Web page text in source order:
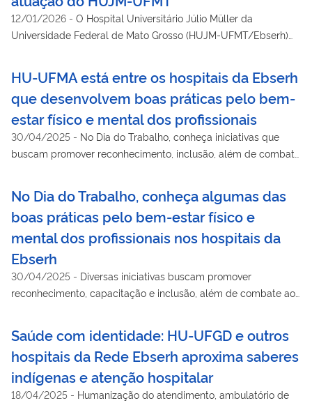
12/01/2026 - O Hospital Universitário Júlio Müller da
Universidade Federal de Mato Grosso (HUJM-UFMT/Ebserh)
grave e negligenciada, tema da reportagem especial e do
documentário “Sob(re) a Terra”, do portal Metropóles.
HU-UFMA está entre os hospitais da Ebserh
que desenvolvem boas práticas pelo bem-
estar físico e mental dos profissionais
30/04/2025 - No Dia do Trabalho, conheça iniciativas que
buscam promover reconhecimento, inclusão, além de combate
No Dia do Trabalho, conheça algumas das
boas práticas pelo bem-estar físico e
mental dos profissionais nos hospitais da
Ebserh
30/04/2025 - Diversas iniciativas buscam promover
reconhecimento, capacitação e inclusão, além de combate ao
Saúde com identidade: HU-UFGD e outros
hospitais da Rede Ebserh aproxima saberes
indígenas e atenção hospitalar
18/04/2025 - Humanização do atendimento, ambulatório de